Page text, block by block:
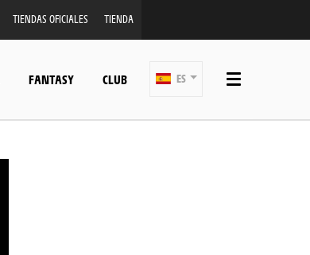
TIENDAS OFICIALES TIENDA
FANTASY CLUB ES